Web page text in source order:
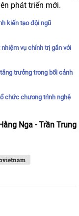
phát triển mới.
kiến tạo đội ngũ
vụ chính trị gắn với
trưởng trong bối cảnh
chức chương trình nghệ
Nga - Trần Trung